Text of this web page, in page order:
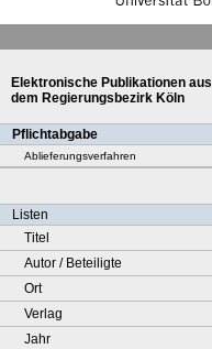
Elektronische Publikationen aus
dem Regierungsbezirk Köln
Pflichtabgabe
Ablieferungsverfahren
Listen
Titel
Autor / Beteiligte
Ort
Verlag
Jahr